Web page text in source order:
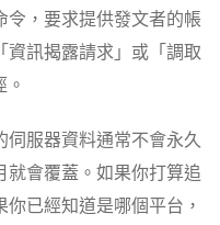
，要求提供發文者的帳
資訊揭露請求」或「調取
伺服器資料通常不會永久
會覆蓋。如果你打算追
已經知道是哪個平台，